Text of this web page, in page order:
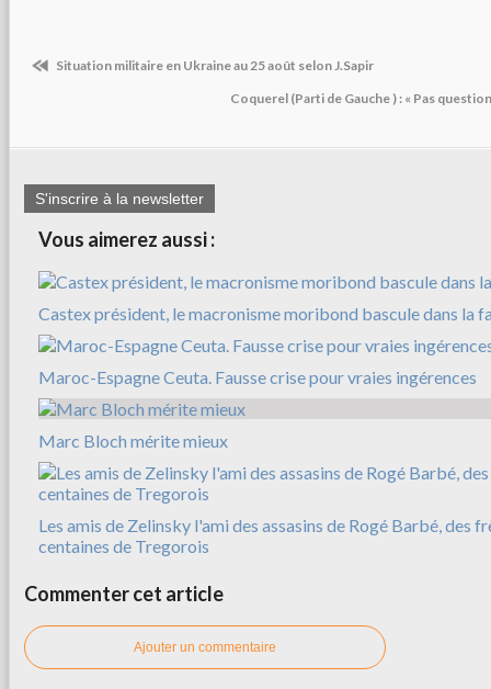
Situation militaire en Ukraine au 25 août selon J.Sapir
Coquerel (Parti de Gauche ) : « Pas
S'inscrire à la newsletter
Vous aimerez aussi :
Castex président, le macronisme moribond bascule dans la
Maroc-Espagne Ceuta. Fausse crise pour vraies ingérences
Marc Bloch mérite mieux
Les amis de Zelinsky l'ami des assasins de Rogé Barbé, des
centaines de Tregorois
Commenter cet article
Ajouter un commentaire